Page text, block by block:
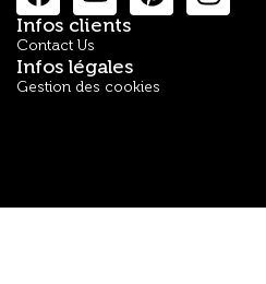
Infos clients
Contact Us
Infos légales
Gestion des cookies